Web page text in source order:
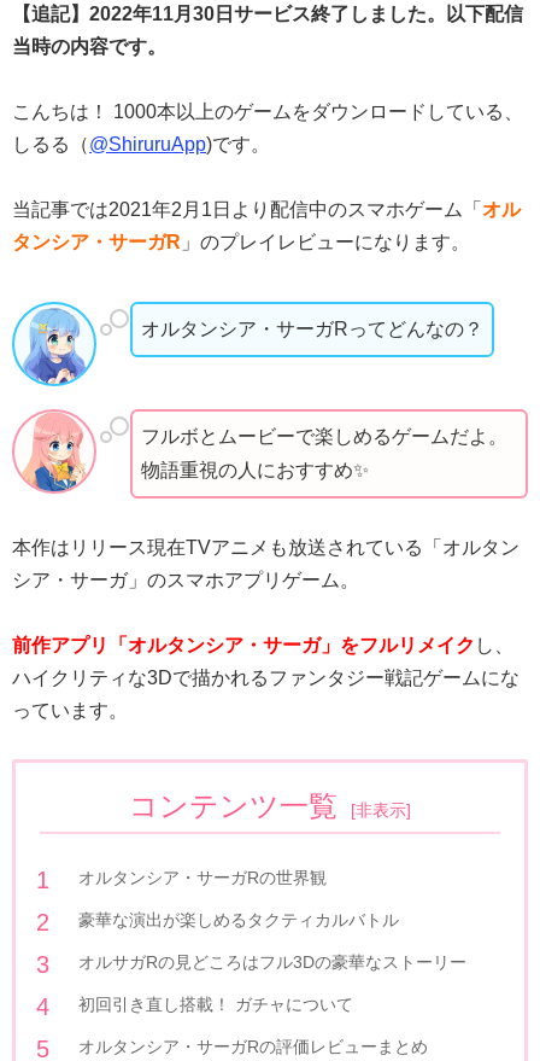
【追記】2022年11月30日サービス終了しました。以下配信
当時の内容です。
こんちは！ 1000本以上のゲームをダウンロードしている、
しるる（@ShiruruApp)です。
当記事では2021年2月1日より配信中のスマホゲーム「 オル
タンシア・サーガR 」のプレイレビューになります。
オルタンシア・サーガRってどんなの？
フルボとムービーで楽しめるゲームだよ。
物語重視の人におすすめ✨
本作はリリース現在TVアニメも放送されている「オルタン
シア・サーガ」のスマホアプリゲーム。
前作アプリ「オルタンシア・サーガ」をフルリメイク し、
ハイクリティな3Dで描かれるファンタジー戦記ゲームにな
っています。
コンテンツ一覧 [非表示]
オルタンシア・サーガRの世界観
豪華な演出が楽しめるタクティカルバトル
オルサガRの見どころはフル3Dの豪華なストーリー
初回引き直し搭載！ ガチャについて
オルタンシア・サーガRの評価レビューまとめ